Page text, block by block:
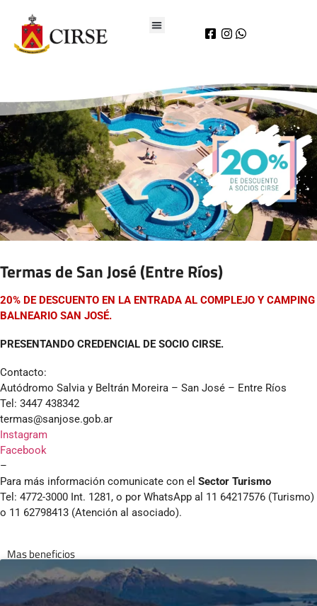
Termas de San José (Entre Ríos)
20% DE DESCUENTO EN LA ENTRADA AL COMPLEJO Y CAMPING
BALNEARIO SAN JOSÉ.
PRESENTANDO CREDENCIAL DE SOCIO CIRSE.
Contacto:
Autódromo Salvia y Beltrán Moreira – San José – Entre Ríos
Tel: 3447 438342
termas@sanjose.gob.ar
Instagram
Facebook
–
Para más información comunicate con el Sector Turismo
Tel: 4772-3000 Int. 1281, o por WhatsApp al 11 64217576 (Turismo)
o 11 62798413 (Atención al asociado).
Mas beneficios